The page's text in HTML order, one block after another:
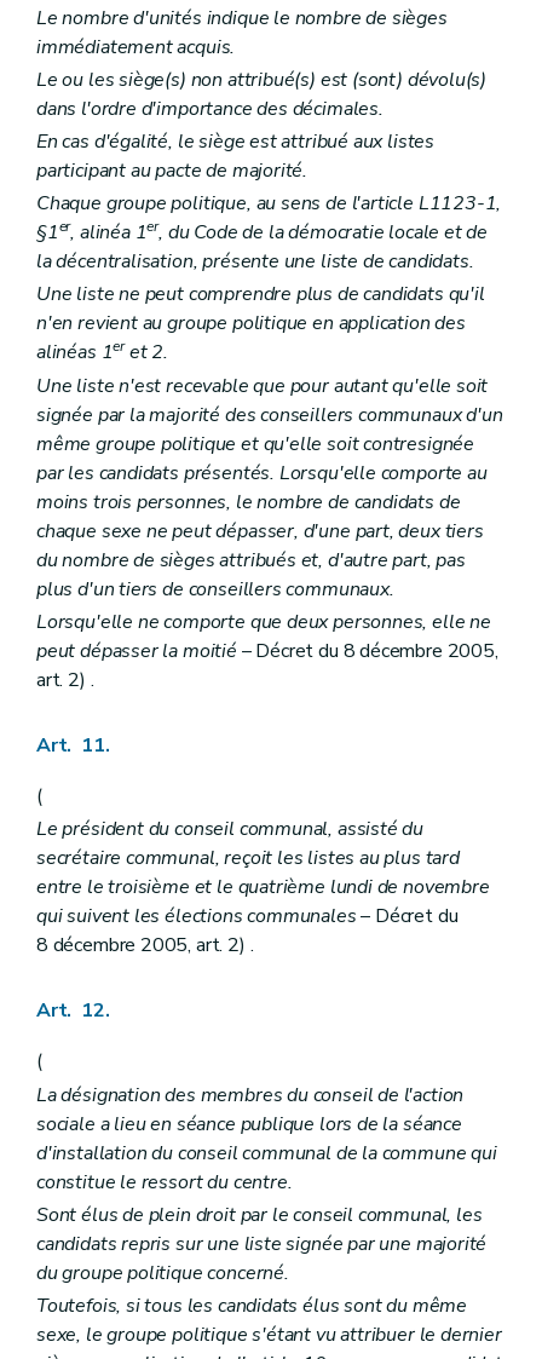
Le nombre d'unités indique le nombre de sièges
immédiatement acquis.
Le ou les siège(s) non attribué(s) est (sont) dévolu(s)
dans l'ordre d'importance des décimales.
En cas d'égalité, le siège est attribué aux listes
participant au pacte de majorité.
Chaque groupe politique, au sens de l'article L1123-1,
§1er, alinéa 1er, du Code de la démocratie locale et de
la décentralisation, présente une liste de candidats.
Une liste ne peut comprendre plus de candidats qu'il
n'en revient au groupe politique en application des
alinéas 1eret 2.
Une liste n'est recevable que pour autant qu'elle soit
signée par la majorité des conseillers communaux d'un
même groupe politique et qu'elle soit contresignée
par les candidats présentés. Lorsqu'elle comporte au
moins trois personnes, le nombre de candidats de
chaque sexe ne peut dépasser, d'une part, deux tiers
du nombre de sièges attribués et, d'autre part, pas
plus d'un tiers de conseillers communaux.
Lorsqu'elle ne comporte que deux personnes, elle ne
peut dépasser la moitié – Décret du 8 décembre 2005,
art. 2) .
Art. 11.
(
Le président du conseil communal, assisté du
secrétaire communal, reçoit les listes au plus tard
entre le troisième et le quatrième lundi de novembre
qui suivent les élections communales– Décret du
8 décembre 2005, art. 2) .
Art. 12.
(
La désignation des membres du conseil de l'action
sociale a lieu en séance publique lors de la séance
d'installation du conseil communal de la commune qui
constitue le ressort du centre.
Sont élus de plein droit par le conseil communal, les
candidats repris sur une liste signée par une majorité
du groupe politique concerné.
Toutefois, si tous les candidats élus sont du même
sexe, le groupe politique s'étant vu attribuer le dernier